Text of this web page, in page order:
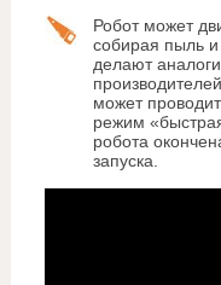
Робот может
собирая пыль и
делают
может
режим
робота
запуска.